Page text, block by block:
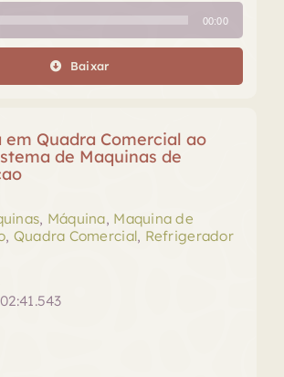
00:00
Baixar
Quadra Comercial ao
de Maquinas de
, Máquina, Maquina de
, Quadra Comercial, Refrigerador